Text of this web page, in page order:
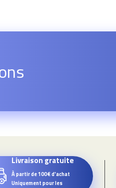
Livraison gratuite
À partir de 100€ d'achat
Uniquement pour les